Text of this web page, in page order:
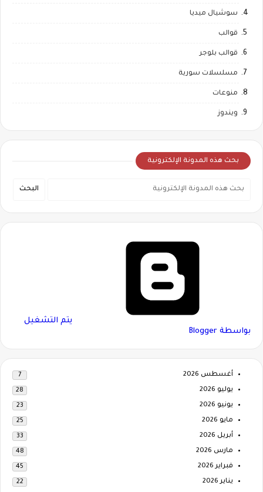
سوشيال ميديا
قوالب
قوالب بلوجر
مسلسلات سورية
منوعات
ويندوز
بحث هذه المدونة الإلكترونية
‏يتم التشغيل
بواسطة Blogger
أغسطس 2026 7
يوليو 2026 28
يونيو 2026 23
مايو 2026 25
أبريل 2026 33
مارس 2026 48
فبراير 2026 45
يناير 2026 22